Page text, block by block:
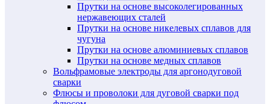
Прутки на основе высоколегированных
нержавеющих сталей
Прутки на основе никелевых сплавов для
чугуна
Прутки на основе алюминиевых сплавов
Прутки на основе медных сплавов
Вольфрамовые электроды для аргонодуговой
сварки
Флюсы и проволоки для дуговой сварки под